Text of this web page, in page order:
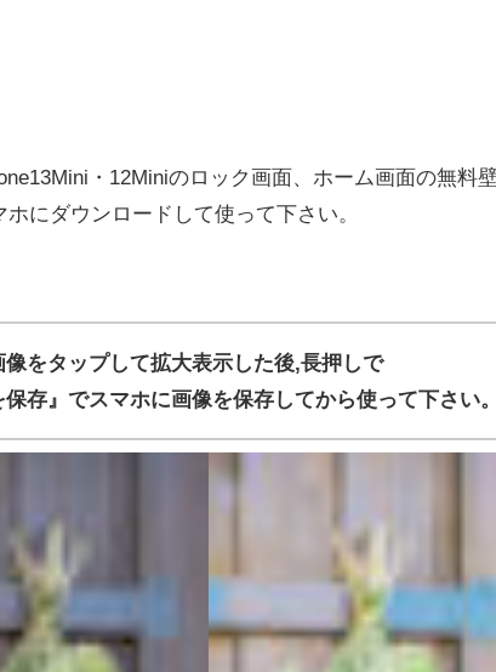
・12Miniのロック画面、ホーム画面の無料
ホにダウンロードして使って下さい。
像をタップして拡大表示した後,長押しで
保存』でスマホに画像を保存してから使って下さい。